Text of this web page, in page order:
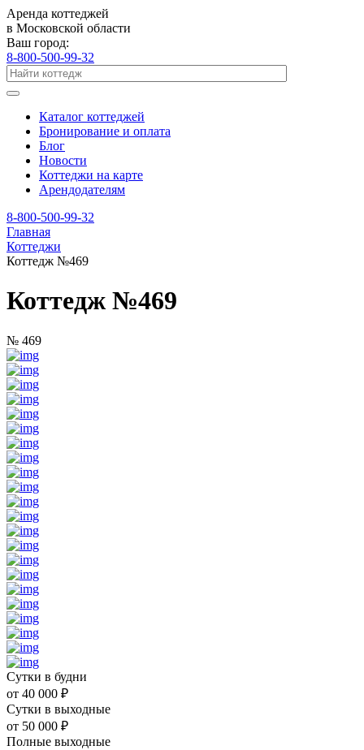
Аренда коттеджей
в Московской области
Ваш город:
8-800-500-99-32
Каталог коттеджей
Бронирование и оплата
Блог
Новости
Коттеджи на карте
Арендодателям
8-800-500-99-32
Главная
Коттеджи
Коттедж №469
Коттедж №469
№ 469
Сутки в будни
от 40 000 ₽
Сутки в выходные
от 50 000 ₽
Полные выходные